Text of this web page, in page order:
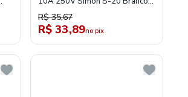
20938-30
R$ 35,67
R$ 33,89no pix